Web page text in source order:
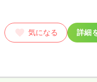
気になる 詳細